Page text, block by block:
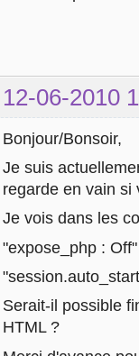
12-06-2010
Bonjour/Bonsoir,
Je suis
regarde en vain si
Je vois dans les
"expose_php : Off"
Serait-il possible
HTML ?